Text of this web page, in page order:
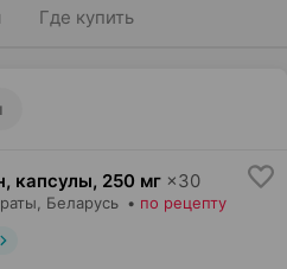
Где купить
капсулы, 250 мг ×30
, Беларусь • по рецепту